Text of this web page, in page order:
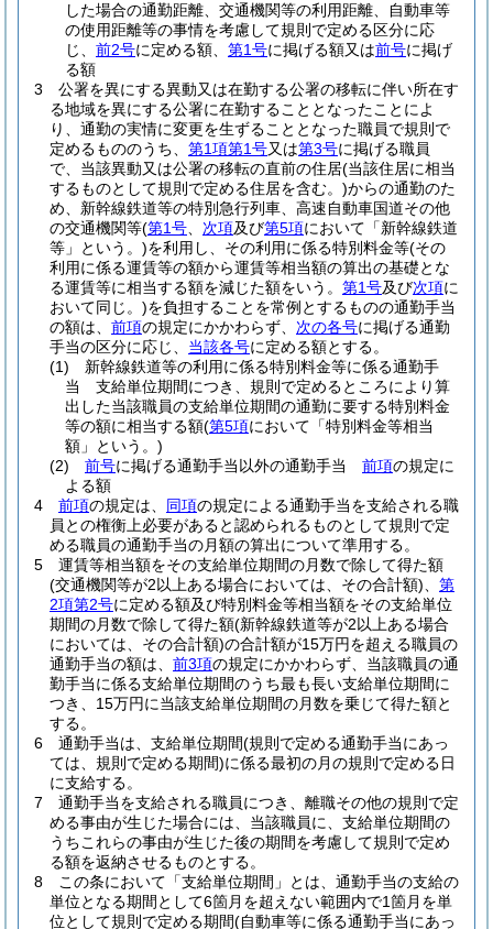
した場合の通勤距離、交通機関等の利用距離、自動車等
の使用距離等の事情を考慮して規則で定める区分に応
じ、 前2号に定める額、 第1号に掲げる額又は前号に掲げ
る額
3
公署を異にする異動又は在勤する公署の移転に伴い所在す
る地域を異にする公署に在勤することとなったことによ
り、通勤の実情に変更を生ずることとなった職員で規則で
定めるもののうち、 第1項第1号又は第3号に掲げる職員
で、当該異動又は公署の移転の直前の住居(当該住居に相当
するものとして規則で定める住居を含む。)からの通勤のた
め、新幹線鉄道等の特別急行列車、高速自動車国道その他
の交通機関等(第1号 次項及び第5項において「新幹線鉄道
等」という。)を利用し、その利用に係る特別料金等(その
利用に係る運賃等の額から運賃等相当額の算出の基礎とな
る運賃等に相当する額を減じた額をいう。 第1号及び次項に
おいて同じ。)を負担することを常例とするものの通勤手当
の額は、 前項の規定にかかわらず、 次の各号に掲げる通勤
手当の区分に応じ、 当該各号に定める額とする。
(1)
新幹線鉄道等の利用に係る特別料金等に係る通勤手
当 支給単位期間につき、規則で定めるところにより算
出した当該職員の支給単位期間の通勤に要する特別料金
等の額に相当する額(第5項において「特別料金等相当
額」という。)
(2)
前号に掲げる通勤手当以外の通勤手当 前項の規定に
よる額
4
前項の規定は、 同項の規定による通勤手当を支給される職
員との権衡上必要があると認められるものとして規則で定
める職員の通勤手当の月額の算出について準用する。
5
運賃等相当額をその支給単位期間の月数で除して得た額
(交通機関等が2以上ある場合においては、その合計額)
第
2項第2号に定める額及び特別料金等相当額をその支給単位
期間の月数で除して得た額(新幹線鉄道等が2以上ある場合
においては、その合計額)の合計額が15万円を超える職員の
通勤手当の額は、 前3項の規定にかかわらず、当該職員の通
勤手当に係る支給単位期間のうち最も長い支給単位期間に
つき、15万円に当該支給単位期間の月数を乗じて得た額と
する。
6
通勤手当は、支給単位期間(規則で定める通勤手当にあっ
ては、規則で定める期間)に係る最初の月の規則で定める日
に支給する。
7
通勤手当を支給される職員につき、離職その他の規則で定
める事由が生じた場合には、当該職員に、支給単位期間の
うちこれらの事由が生じた後の期間を考慮して規則で定め
る額を返納させるものとする。
8
この条において「支給単位期間」とは、通勤手当の支給の
単位となる期間として6箇月を超えない範囲内で1箇月を単
位として規則で定める期間(自動車等に係る通勤手当にあっ